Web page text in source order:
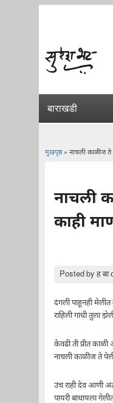
मुखपृष्ठ» नाचली काळीज ते
नाचली
काही
Posted byह बा
दंगली पाहूनही
राहिली गांधी तुला
केवढी ती प्रीत
नाचली काळीज ते
उंच राही देव आणी
पायरी बांधायला